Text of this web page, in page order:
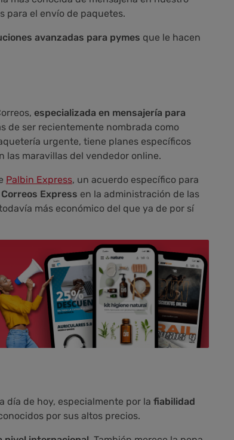
para el envío de paquetes.
avanzadas para pymes que le hacen
especializada en mensajería para
de ser recientemente nombrada como
urgente, tiene planes específicos
las maravillas del vendedor online.
Palbin Express, un acuerdo específico para
Express en la administración de las
más económico del que ya de por sí
día de hoy, especialmente por la fiabilidad
por sus altos precios.